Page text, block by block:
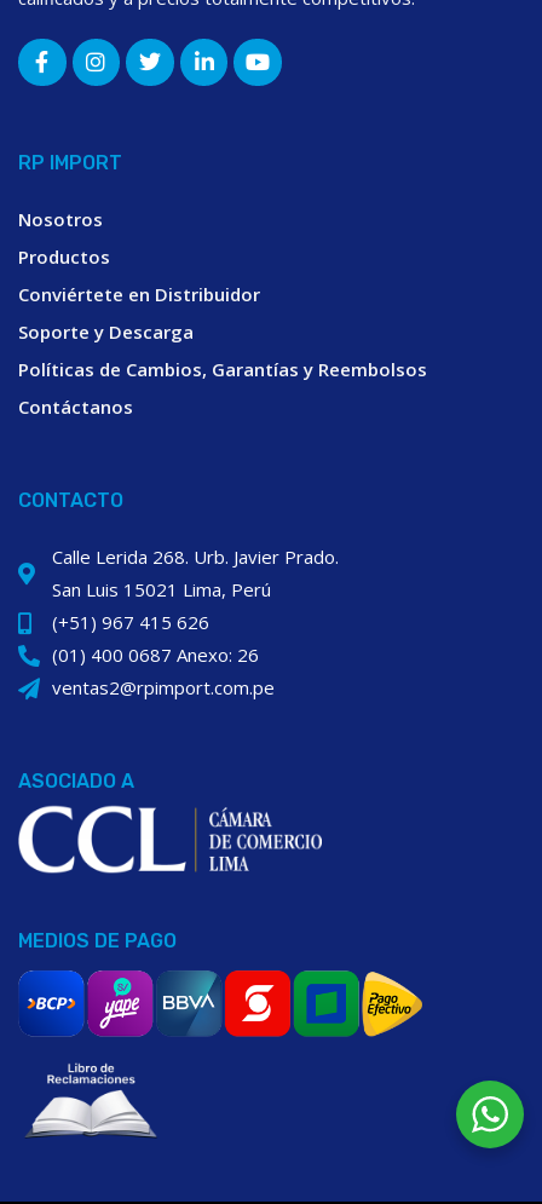
RP IMPORT
Nosotros
Productos
Conviértete en Distribuidor
Soporte y Descarga
Políticas de Cambios, Garantías y Reembolsos
Contáctanos
CONTACTO
Calle Lerida 268. Urb. Javier Prado.
San Luis 15021 Lima, Perú
(+51) 967 415 626
(01) 400 0687 Anexo: 26
ventas2@rpimport.com.pe
ASOCIADO A
MEDIOS DE PAGO